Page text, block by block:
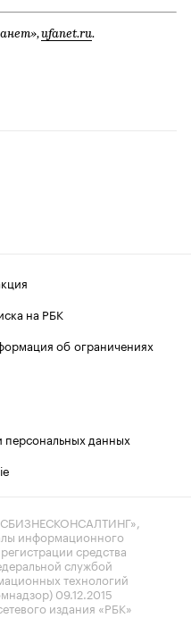
ufanet.ru.
на РБК
об ограничениях
данных
информационного
средства
службой
технологий
09.12.2015
издания «РБК»